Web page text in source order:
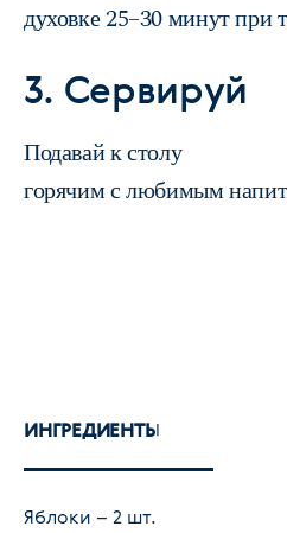
духовке 25–30 минут при
3. Сервируй
Подавай к столу
горячим с любимым
ИНГРЕДИЕНТЫ
Яблоки – 2 шт.